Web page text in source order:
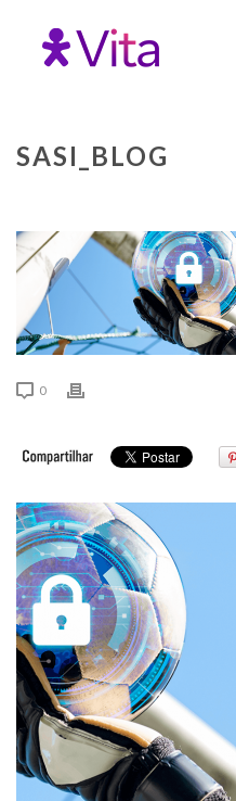
SASI_BLOG
0